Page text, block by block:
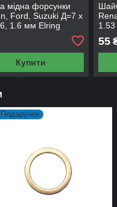
мідна форсунки
Ford, Suzuki Д=7 х
1.6 мм Elring
Купити
55
Подарунок